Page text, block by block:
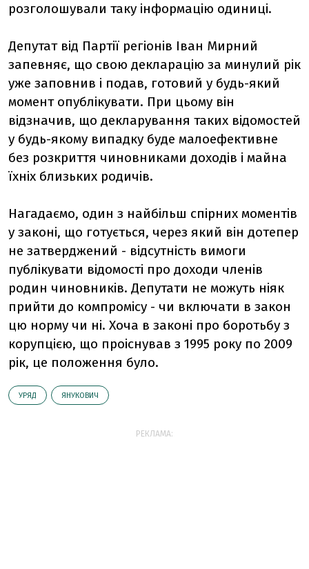
розголошували таку інформацію одиниці.
Депутат від Партії регіонів Іван Мирний
запевняє, що свою декларацію за минулий рік
уже заповнив і подав, готовий у будь-який
момент опублікувати. При цьому він
відзначив, що декларування таких відомостей
у будь-якому випадку буде малоефективне
без розкриття чиновниками доходів і майна
їхніх близьких родичів.
Нагадаємо, один з найбільш спірних моментів
у законі, що готується, через який він дотепер
не затверджений - відсутність вимоги
публікувати відомості про доходи членів
родин чиновників. Депутати не можуть ніяк
прийти до компромісу - чи включати в закон
цю норму чи ні. Хоча в законі про боротьбу з
корупцією, що проіснував з 1995 року по 2009
рік, це положення було.
УРЯД ЯНУКОВИЧ
РЕКЛАМА: